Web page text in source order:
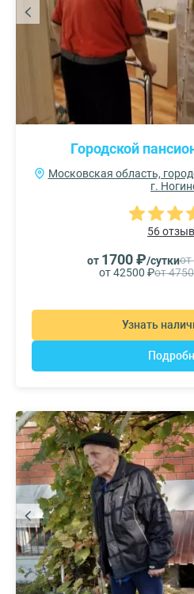
Городской
Московская область,
г.
56
от 1700 ₽/суткиот
от 42500 ₽от
Узнать